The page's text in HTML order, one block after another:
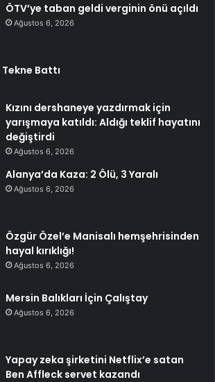
ÖTV’ye taban geldi verginin önü açıldı
Ağustos 6, 2026
Battı
Kızını dershaneye yazdırmak için
yarışmaya katıldı: Aldığı teklif hayatını
değiştirdi
Ağustos 6, 2026
Alanya’da Kaza: 2 Ölü, 3 Yaralı
Ağustos 6, 2026
Özgür Özel’e Manisalı hemşehrisinden
hayal kırıklığı!
Ağustos 6, 2026
Mersin Balıkları İçin Çalıştay
Ağustos 6, 2026
Yapay zeka şirketini Netflix’e satan
Ben Affleck servet kazandı